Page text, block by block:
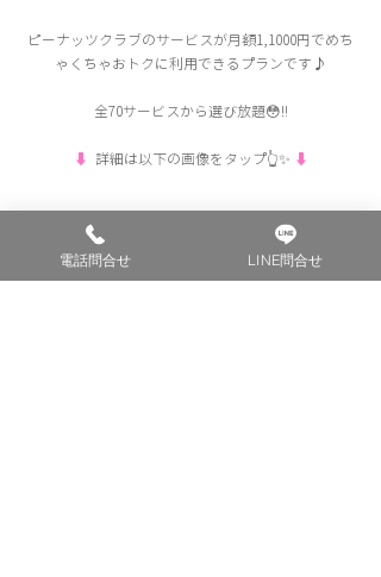
ピーナッツクラブのサービスが月額1,1000円でめち
ゃくちゃおトクに利用できるプランです♪
全70サービスから選び放題😳‼️
⬇︎
  詳細は以下の画像をタップ👆✨
⬇︎
電話問合せ LINE問合せ